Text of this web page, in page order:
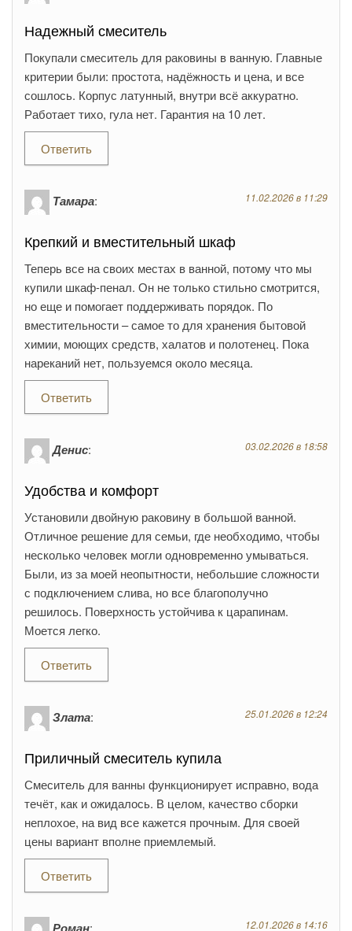
Надежный смеситель
Покупали смеситель для раковины в ванную. Главные
критерии были: простота, надёжность и цена, и все
сошлось. Корпус латунный, внутри всё аккуратно.
Работает тихо, гула нет. Гарантия на 10 лет.
Ответить
Тамара: 11.02.2026 в 11:29
Крепкий и вместительный шкаф
Теперь все на своих местах в ванной, потому что мы
купили шкаф-пенал. Он не только стильно смотрится,
но еще и помогает поддерживать порядок. По
вместительности – самое то для хранения бытовой
химии, моющих средств, халатов и полотенец. Пока
нареканий нет, пользуемся около месяца.
Ответить
Денис: 03.02.2026 в 18:58
Удобства и комфорт
Установили двойную раковину в большой ванной.
Отличное решение для семьи, где необходимо, чтобы
несколько человек могли одновременно умываться.
Были, из за моей неопытности, небольшие сложности
с подключением слива, но все благополучно
решилось. Поверхность устойчива к царапинам.
Моется легко.
Ответить
Злата: 25.01.2026 в 12:24
Приличный смеситель купила
Смеситель для ванны функционирует исправно, вода
течёт, как и ожидалось. В целом, качество сборки
неплохое, на вид все кажется прочным. Для своей
цены вариант вполне приемлемый.
Ответить
: 12.01.2026 в 14:16